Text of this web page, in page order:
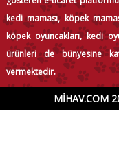
kedi maması, köpek
köpek oyuncakları, kedi
ürünleri de bünyesine
vermektedir.
MİHAV.COM